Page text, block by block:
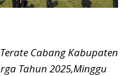
Cabang Kabupaten
Tahun 2025,Minggu